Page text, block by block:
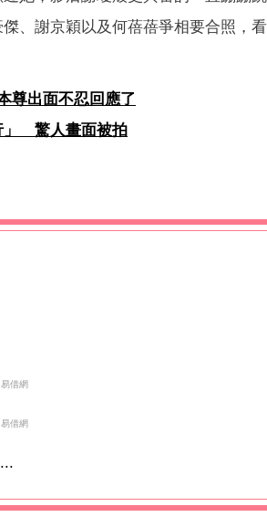
、謝京穎以及何蓓蓓爭相要合照，
尊出面不忍回應了
」 驚人畫面被拍
借網
借網